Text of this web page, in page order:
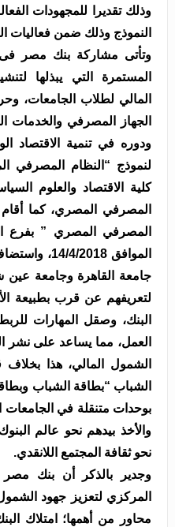
وذلك تقديرا للمجهودات
النموذج وذلك ضمن فعاليات
وتأتى مشاركة بنك مصر فى
المستمرة التي يبذلها
المالي لطلاب الجامعات،
الجهاز المصرفي والخدمات
ودوره في تنمية الاقتصاد
لنموذج “النظام المصرفي
كلية الاقتصاد والعلوم
المصرفي المصري، كما أقام
المصرفي المصري ” بفرع
جامعة القاهرة وجامعة
لتعريفهم عن قرب بطبيعة
البنك، وصقل المهارات
العمل، مما يساعد على نشر
الشمول المالي، هذا
الشباب “بطاقة الشباب
بوحدات متنقلة في الجامعات
والأخذ بيدهم نحو عالم
نحو ثقافة المجتمع اللانقدي.
وجدير بالذكر أن بنك
المركزي لتعزيز جهود
محاور من أهمها؛ امتلاك